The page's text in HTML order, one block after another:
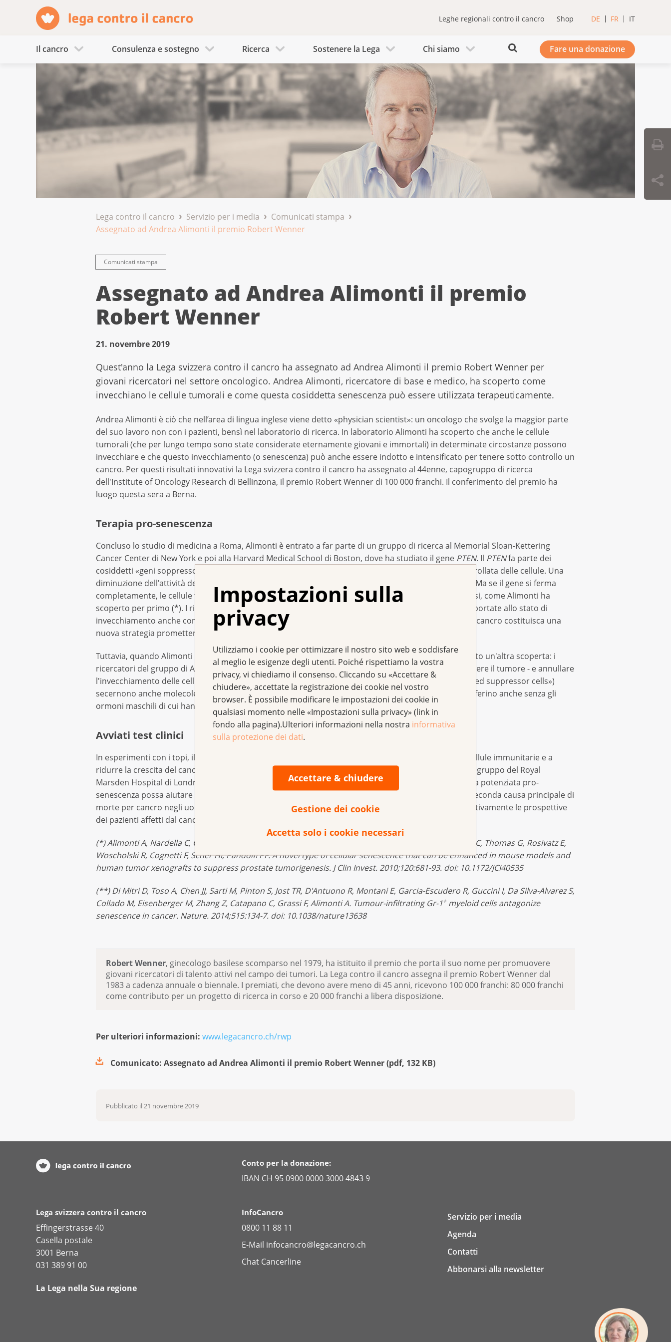
Impostazioni sulla
privacy
Utilizziamo i cookie per ottimizzare il nostro sito web e soddisfare
al meglio le esigenze degli utenti. Poiché rispettiamo la vostra
privacy, vi chiediamo il consenso. Cliccando su «Accettare &
chiudere», accettate la registrazione dei cookie nel vostro
browser. È possibile modificare le impostazioni dei cookie in
qualsiasi momento nelle «Impostazioni sulla privacy» (link in
fondo alla pagina).Ulteriori informazioni nella nostra informativa
sulla protezione dei dati.
Accettare & chiudere
Gestione dei cookie
Accetta solo i cookie necessari
Leghe regionali contro il cancro Shop DE FR IT
Il cancro Consulenza e sostegno Ricerca Sostenere la Lega Chi siamo Fare una donazione
Lega contro il cancro Servizio per i media
Comunicati stampa
Assegnato ad Andrea Alimonti il premio Robert Wenner
Comunicati stampa
Assegnato ad Andrea Alimonti il premio
Robert Wenner
21. novembre 2019
Quest'anno la Lega svizzera contro il cancro ha assegnato ad Andrea Alimonti il premio Robert Wenner per
giovani ricercatori nel settore oncologico. Andrea Alimonti, ricercatore di base e medico, ha scoperto come
invecchiano le cellule tumorali e come questa cosiddetta senescenza può essere utilizzata terapeuticamente.
Andrea Alimonti è ciò che nell’area di lingua inglese viene detto «physician scientist»: un oncologo che svolge la maggior parte
del suo lavoro non con i pazienti, bensì nel laboratorio di ricerca. In laboratorio Alimonti ha scoperto che anche le cellule
tumorali (che per lungo tempo sono state considerate eternamente giovani e immortali) in determinate circostanze possono
invecchiare e che questo invecchiamento (o senescenza) può anche essere indotto e intensificato per tenere sotto controllo un
cancro. Per questi risultati innovativi la Lega svizzera contro il cancro ha assegnato al 44enne, capogruppo di ricerca
dell'Institute of Oncology Research di Bellinzona, il premio Robert Wenner di 100 000 franchi. Il conferimento del premio ha
luogo questa sera a Berna.
Terapia pro-senescenza
Concluso lo studio di medicina a Roma, Alimonti è entrato a far parte di un gruppo di ricerca al Memorial Sloan-Kettering
Cancer Center di New York e poi alla Harvard Medical School di Boston, dove ha studiato il gene PTEN. Il PTENfa parte dei
cosiddetti «geni soppressori tumorali» che impediscono la degenerazione e la moltiplicazione incontrollata delle cellule. Una
diminuzione dell'attività del gene
può essere sufficiente ad innescare lo sviluppo di un tumore. Ma se il gene si ferma
completamente, le cellule tumorali paradossalmente diventano senescenti e smettono di moltiplicarsi, come Alimonti ha
scoperto per primo (*). I ricercatori nutrono ottimismo, visto che le cellule tumorali possono essere portate allo stato di
invecchiamento anche con sostanze farmacologiche. «Riteniamo che la terapia pro-senescenza per il cancro costituisca una
nuova strategia promettente», ha affermato il team di Alimonti in un articolo specialistico.
Tuttavia, quando Alimonti è venuto in Svizzera e ha fondato il proprio gruppo di ricerca, il team ha fatto un'altra scoperta: i
ricercatori del gruppo di Alimonti hanno notato che una certa classe di cellule immunitarie può invadere il tumore - e annullare
l'invecchiamento delle cellule tumorali (**). Queste cellule immunitarie (dette MDSC o «myeloid-derived suppressor cells»)
secernono anche molecole di segnalazione che assicurano che le cellule tumorali della prostata proliferino anche senza gli
ormoni maschili di cui hanno normalmente bisogno per la loro crescita.
Avviati test clinici
In esperimenti con i topi, il team di Alimonti è riuscito a neutralizzare l'influenza dannosa di queste cellule immunitarie e a
ridurre la crescita del cancro con una terapia pro-senescenza. Ora Alimonti, in collaborazione con un gruppo del Royal
Marsden Hospital di Londra ha avviato due studi clinici per verificare se la terapia immunoterapeutica potenziata pro-
senescenza possa aiutare anche i pazienti. Poiché in Svizzera i tumori della prostata sono ancora la seconda causa principale di
morte per cancro negli uomini, sono urgentemente necessarie nuove terapie che migliorino significativamente le prospettive
dei pazienti affetti dal cancro della prostata.
(*) Alimonti A, Nardella C, Chen Z, Clohessy JG, Carracedo A, Trotman LC, Cheng K, Varmeh S, Kozma SC, Thomas G, Rosivatz E,
Woscholski R, Cognetti F, Scher HI, Pandolfi PP. A novel type of cellular senescence that can be enhanced in mouse models and
human tumor xenografts to suppress prostate tumorigenesis. J Clin Invest. 2010;120:681-93. doi: 10.1172/JCI40535
(**) Di Mitri D, Toso A, Chen JJ, Sarti M, Pinton S, Jost TR, D'Antuono R, Montani E, Garcia-Escudero R, Guccini I, Da Silva-Alvarez S,
Collado M, Eisenberger M, Zhang Z, Catapano C, Grassi F, Alimonti A. Tumour-infiltrating Gr-1+myeloid cells antagonize
senescence in cancer. Nature. 2014;515:134-7. doi: 10.1038/nature13638
Robert Wenner, ginecologo basilese scomparso nel 1979, ha istituito il premio che porta il suo nome per promuovere
giovani ricercatori di talento attivi nel campo dei tumori. La Lega contro il cancro assegna il premio Robert Wenner dal
1983 a cadenza annuale o biennale. I premiati, che devono avere meno di 45 anni, ricevono 100 000 franchi: 80 000 franchi
come contributo per un progetto di ricerca in corso e 20 000 franchi a libera disposizione.
Per ulteriori informazioni: www.legacancro.ch/rwp
Comunicato: Assegnato ad Andrea Alimonti il premio Robert Wenner(pdf, 132 KB)
Pubblicato il 21 novembre 2019
Conto per la donazione:
IBAN CH 95 0900 0000 3000 4843 9
Lega svizzera contro il cancro
Effingerstrasse 40
Casella postale
3001 Berna
031 389 91 00
La Lega nella Sua regione
InfoCancro
0800 11 88 11
E-Mail infocancro@legacancro.ch
Chat Cancerline
Servizio per i media
Agenda
Contatti
Abbonarsi alla newsletter